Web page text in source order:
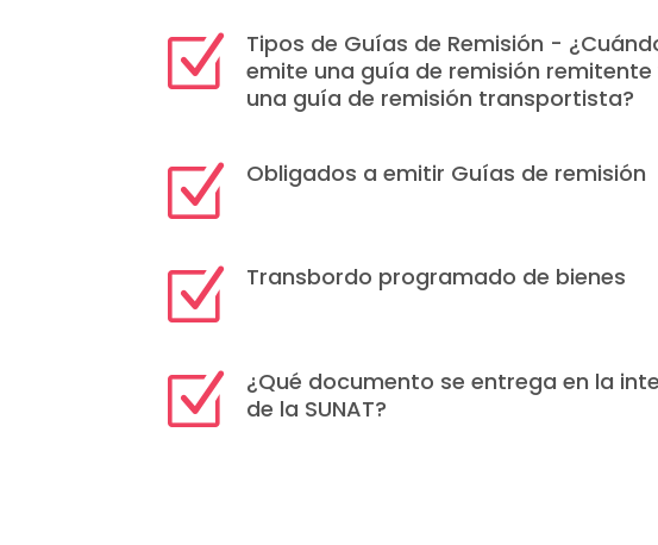
Z
Tipos de Guías de Remisión -
emite una guía de remisión remitente
una guía de remisión transportista?
Z Obligados a emitir Guías de remisión
Z Transbordo programado de bienes
Z
¿Qué documento se entrega en la
de la SUNAT?